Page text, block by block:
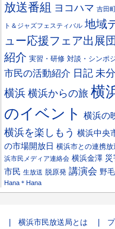
放送番組 ヨコハマ 吉田
ト＆ジャズフェスティバル 地域
ュー応援フェア出展
紹介 実習・研修 対談・シンポ
市民の活動紹介 日記 未
横浜 横浜からの旅 横
のイベント
横浜の
横浜を楽しもう 横浜中央
の市場開放日 横浜市との連携放
浜市民メディア連絡会 横浜金澤
市民 生放送 脱原発 講演会 野毛
Hana＊Hana
| 横浜市民放送局とは | プ